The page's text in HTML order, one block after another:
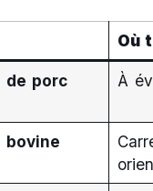
Où
de porc À
bovine